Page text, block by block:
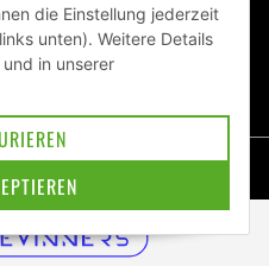
die Einstellung jederzeit
unten). Weitere Details
und in unserer